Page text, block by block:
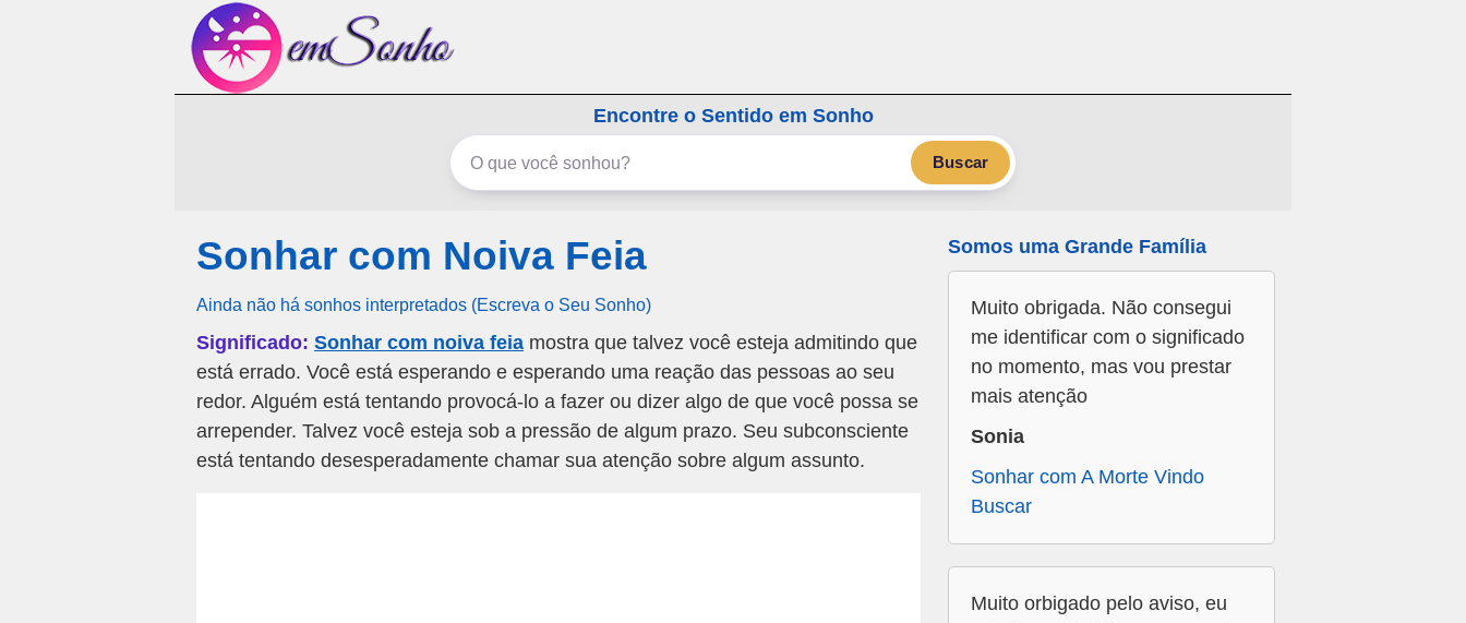
Encontre o Sentido em Sonho
Buscar
Sonhar com Noiva Feia
Ainda não há sonhos interpretados (Escreva o Seu Sonho)
Significado: Sonhar com noiva feia mostra que talvez você esteja admitindo que
está errado. Você está esperando e esperando uma reação das pessoas ao seu
redor. Alguém está tentando provocá-lo a fazer ou dizer algo de que você possa se
arrepender. Talvez você esteja sob a pressão de algum prazo. Seu subconsciente
está tentando desesperadamente chamar sua atenção sobre algum assunto.
Somos uma Grande Família
Muito obrigada. Não consegui
me identificar com o significado
no momento, mas vou prestar
mais atenção
Sonia
Sonhar com A Morte Vindo
Buscar
Muito orbigado pelo aviso, eu